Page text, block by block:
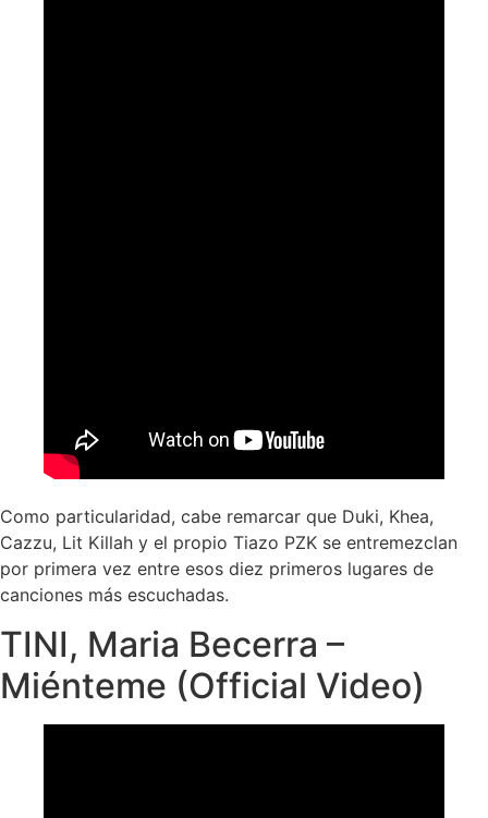
Como particularidad, cabe remarcar que Duki, Khea,
Cazzu, Lit Killah y el propio Tiazo PZK se entremezclan
por primera vez entre esos diez primeros lugares de
canciones más escuchadas.
TINI, Maria Becerra –
Miénteme (Official Video)